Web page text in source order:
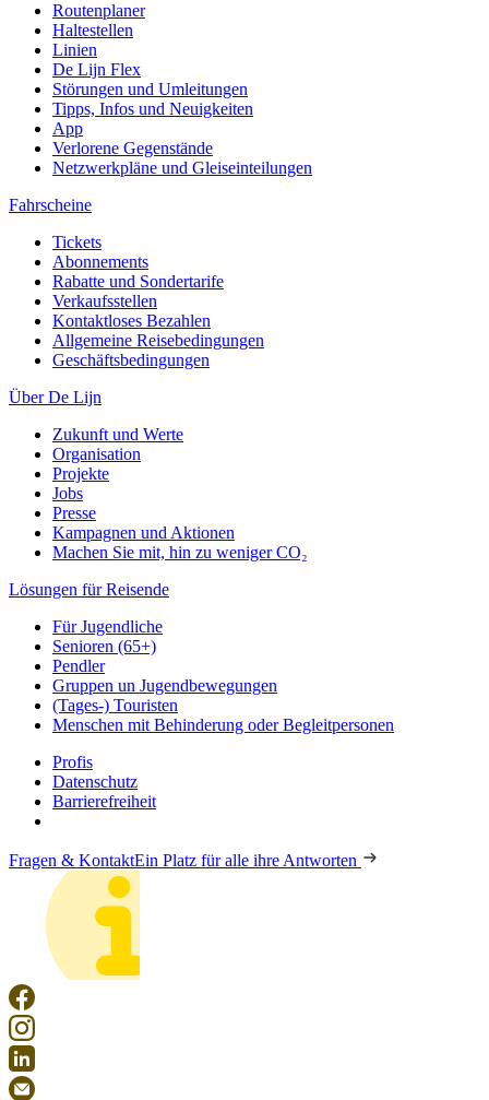
Routenplaner
Haltestellen
Linien
De Lijn Flex
Störungen und Umleitungen
Tipps, Infos und Neuigkeiten
App
Verlorene Gegenstände
Netzwerkpläne und Gleiseinteilungen
Fahrscheine
Tickets
Abonnements
Rabatte und Sondertarife
Verkaufsstellen
Kontaktloses Bezahlen
Allgemeine Reisebedingungen
Geschäftsbedingungen
Über De Lijn
Zukunft und Werte
Organisation
Projekte
Jobs
Presse
Kampagnen und Aktionen
Machen Sie mit, hin zu weniger CO₂
Lösungen für Reisende
Für Jugendliche
Senioren (65+)
Pendler
Gruppen un Jugendbewegungen
(Tages-) Touristen
Menschen mit Behinderung oder Begleitpersonen
Profis
Datenschutz
Barrierefreiheit
Fragen & KontaktEin Platz für alle ihre Antworten